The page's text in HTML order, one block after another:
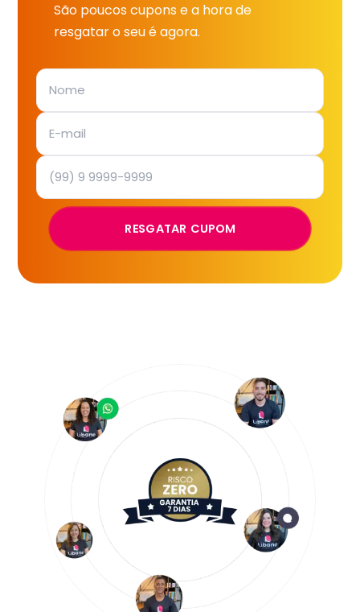
São poucos cupons e a hora de
resgatar o seu é agora.
RESGATAR CUPOM